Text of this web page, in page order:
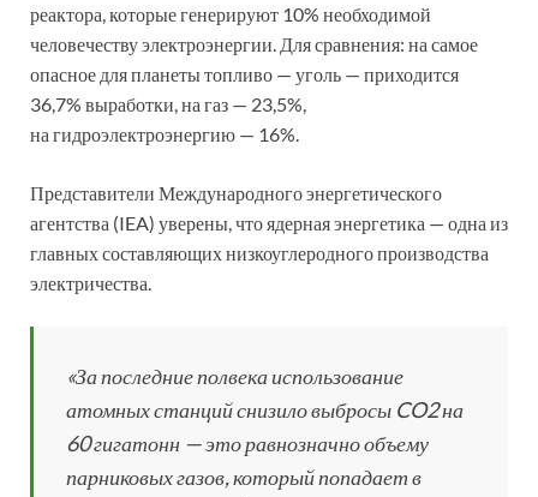
реактора, которые генерируют 10% необходимой
человечеству электроэнергии. Для сравнения: на самое
опасное для планеты топливо — уголь — приходится
36,7% выработки, на газ — 23,5%,
на гидроэлектроэнергию — 16%.
Представители Международного энергетического
агентства (IEA) уверены, что ядерная энергетика — одна из
главных составляющих низкоуглеродного производства
электричества.
«За последние полвека использование
атомных станций снизило выбросы CO2 на
60 гигатонн — это равнозначно объему
парниковых газов, который попадает в